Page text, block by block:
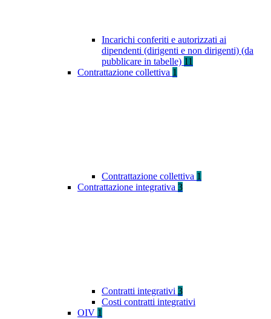
Incarichi conferiti e autorizzati ai
dipendenti (dirigenti e non dirigenti) (da
pubblicare in tabelle) 11
Contrattazione collettiva 1
Contrattazione collettiva 1
Contrattazione integrativa 3
Contratti integrativi 3
Costi contratti integrativi
OIV 1